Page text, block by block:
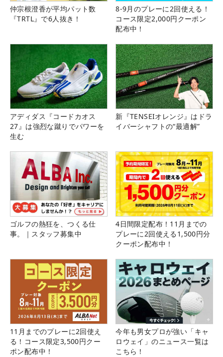
仲宗根澄香が平均パット数
『TRTL』で6人抜き！
8-9月のプレーに2回使える！
コース限定2,000円クーポン
配布中！
アディダス『コードカオス
27』は強烈な蹴りでパワーを
生む
新『TENSEIオレンジ』はドラ
イバーシャフトの“最適解”
ゴルフの熱狂を、つくる仕
事。｜スタッフ募集中
4日間限定配布！11月までの
プレーに2回使える1,500円分
クーポン配布中！
11月までのプレーに2回使え
る！コース限定3,500円クー
ポン配布中！
今年も男女プロが強い「キャ
ロウェイ」のニュース一覧は
こちら！